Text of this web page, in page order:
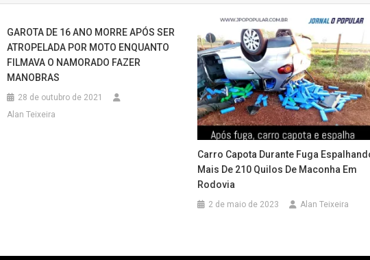
GAROTA DE 16 ANO MORRE APÓS SER
ATROPELADA POR MOTO ENQUANTO
FILMAVA O NAMORADO FAZER
MANOBRAS
28 de outubro de 2021
Alan Teixeira
Carro Capota Durante Fuga
Mais De 210 Quilos De Maconha Em
Rodovia
2 de maio de 2023 Alan Teixeira